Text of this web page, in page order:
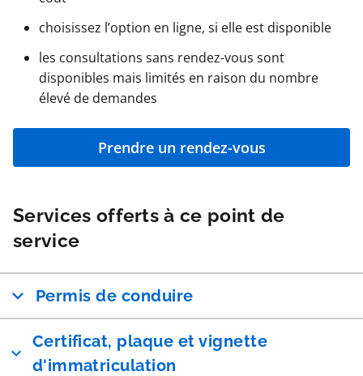
choisissez l’option en ligne, si elle est disponible
les consultations sans rendez-vous sont
disponibles mais limités en raison du nombre
élevé de demandes
Prendre un rendez-vous
Services offerts à ce point de
service
Permis de conduire
Certificat, plaque et vignette
d'immatriculation